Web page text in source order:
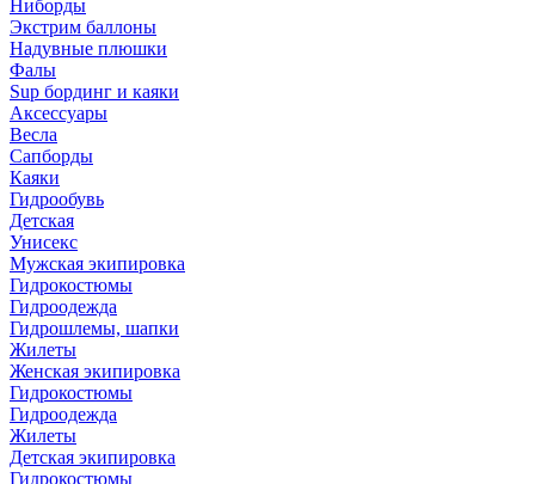
Ниборды
Экстрим баллоны
Надувные плюшки
Фалы
Sup бординг и каяки
Аксессуары
Весла
Сапборды
Каяки
Гидрообувь
Детская
Унисекс
Мужская экипировка
Гидрокостюмы
Гидроодежда
Гидрошлемы, шапки
Жилеты
Женская экипировка
Гидрокостюмы
Гидроодежда
Жилеты
Детская экипировка
Гидрокостюмы